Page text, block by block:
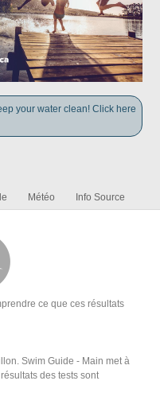
your water clean! Click here
Météo Info Source
ce que ces résultats
Swim Guide - Main met à
des tests sont